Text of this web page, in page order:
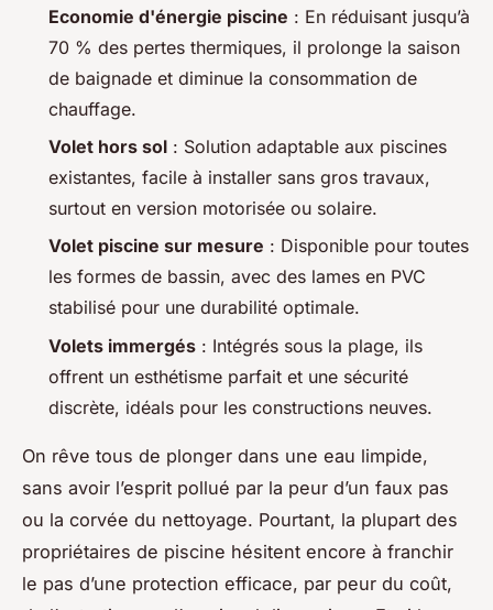
Economie d'énergie piscine : En réduisant jusqu’à
70 % des pertes thermiques, il prolonge la saison
de baignade et diminue la consommation de
chauffage.
Volet hors sol : Solution adaptable aux piscines
existantes, facile à installer sans gros travaux,
surtout en version motorisée ou solaire.
Volet piscine sur mesure : Disponible pour toutes
les formes de bassin, avec des lames en PVC
stabilisé pour une durabilité optimale.
Volets immergés : Intégrés sous la plage, ils
offrent un esthétisme parfait et une sécurité
discrète, idéals pour les constructions neuves.
On rêve tous de plonger dans une eau limpide,
sans avoir l’esprit pollué par la peur d’un faux pas
ou la corvée du nettoyage. Pourtant, la plupart des
propriétaires de piscine hésitent encore à franchir
le pas d’une protection efficace, par peur du coût,